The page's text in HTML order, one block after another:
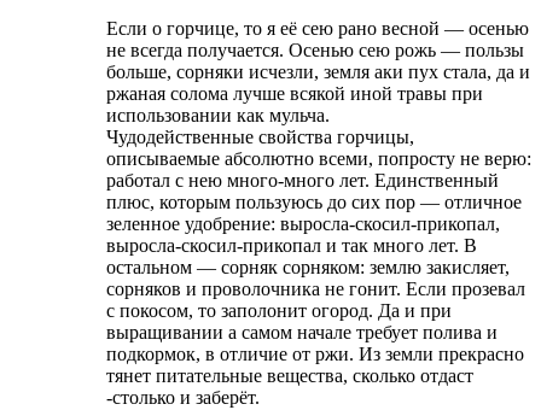
Если о горчице, то я её сею рано весной — осенью
не всегда получается. Осенью сею рожь — пользы
больше, сорняки исчезли, земля аки пух стала, да и
ржаная солома лучше всякой иной травы при
использовании как мульча.
Чудодейственные свойства горчицы,
описываемые абсолютно всеми, попросту не верю:
работал с нею много-много лет. Единственный
плюс, которым пользуюсь до сих пор — отличное
зеленное удобрение: выросла-скосил-прикопал,
выросла-скосил-прикопал и так много лет. В
остальном — сорняк сорняком: землю закисляет,
сорняков и проволочника не гонит. Если прозевал
с покосом, то заполонит огород. Да и при
выращивании а самом начале требует полива и
подкормок, в отличие от ржи. Из земли прекрасно
тянет питательные вещества, сколько отдаст
-столько и заберёт.